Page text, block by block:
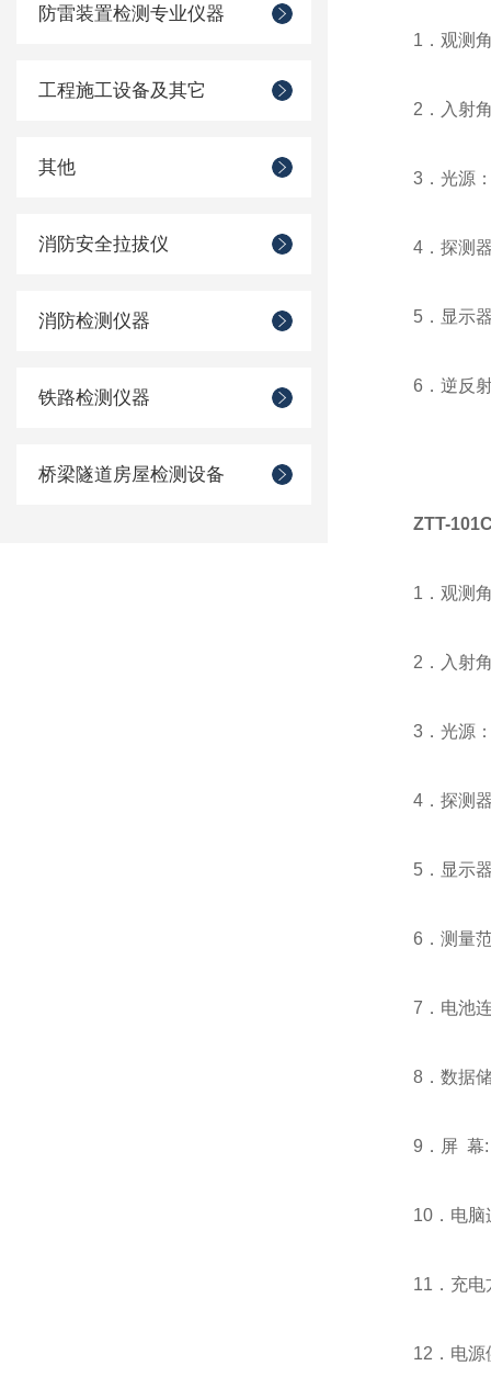
防雷装置检测专业仪器
工程施工设备及其它
其他
消防安全拉拔仪
消防检测仪器
铁路检测仪器
桥梁隧道房屋检测设备
1．观测
2．入射
3．光源
4．探测
5．显示
6．逆反
ZTT-
1．观测
2．入射
3．光源
4．探测
5．显示
6．测量
7．电池
8．数据
9．屏 幕
10．电脑
11．充电
12．电源